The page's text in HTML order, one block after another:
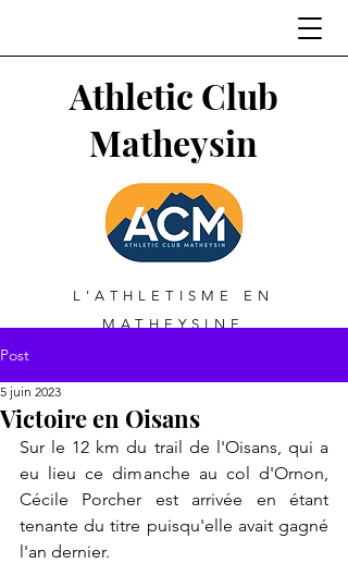
Athletic Club
Matheysin
L'ATHLETISME EN
MATHEYSINE
Post
Victoire en Oisans
5 juin 2023
Sur le 12 km du trail de l'Oisans, qui a
eu lieu ce dimanche au col d'Ornon,
Cécile Porcher est arrivée en étant
tenante du titre puisqu'elle avait gagné
l'an dernier.